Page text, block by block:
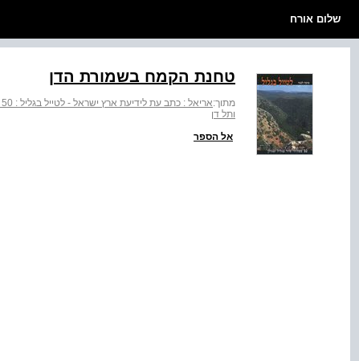
שלום אורח
טחנת הקמח בשמורת הדן
מתוך:אריאל : כתב עת לידיעת ארץ ישראל - לטייל בגליל : 50 מסלולי טיול בגליל ובגולן
ותל דן
אל הספר